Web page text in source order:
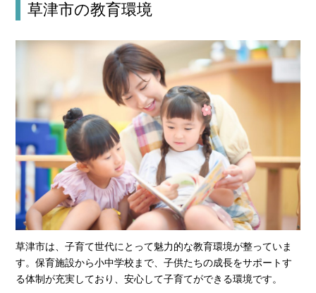
草津市の教育環境
草津市は、子育て世代にとって魅力的な教育環境が整っていま
す。保育施設から小中学校まで、子供たちの成長をサポートす
る体制が充実しており、安心して子育てができる環境です。